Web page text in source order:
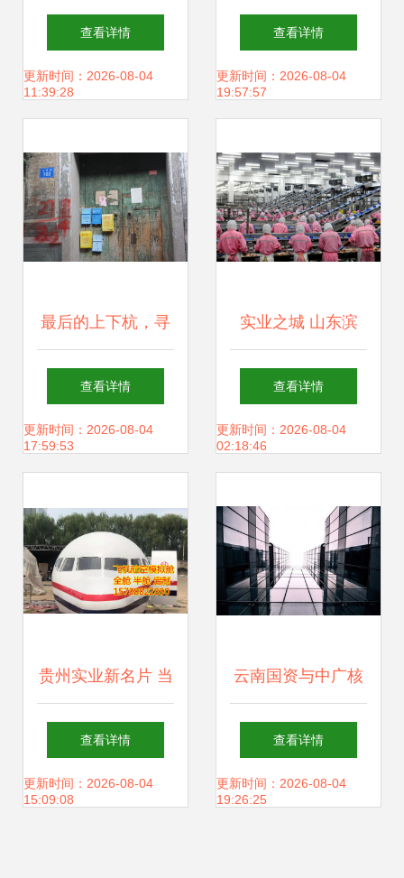
一个风口降临 董明
珠已赚102.7亿，
向
查看详情
更新时间：2026-08-04
11:39:28
个项目就狂收34亿
订单 兴办实业的价
查看详情
更新时间：2026-08-04
19:57:57
最后的上下杭，寻
找的老福州 兴办实
业
查看详情
更新时间：2026-08-04
17:59:53
实业之城 山东滨
州，海陆之鲜与产
业集群的双重交响
查看详情
更新时间：2026-08-04
02:18:46
贵州实业新名片 当
飞行梦想碰撞创意
餐饮
查看详情
更新时间：2026-08-04
15:09:08
云南国资与中广核
基金强强联手 400
亿合作协议撬动创
查看详情
更新时间：2026-08-04
19:26:25